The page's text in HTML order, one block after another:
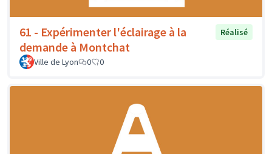
61 - Expérimenter l'éclairage à la
demande à Montchat
Réalisé
Ville de Lyon 0 0